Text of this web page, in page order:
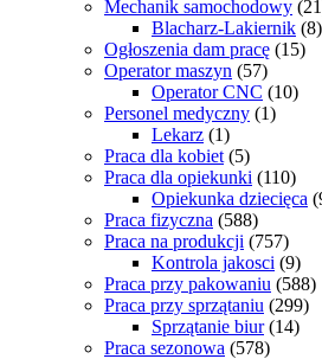
Mechanik samochodowy
Blacharz-Lakiernik (8)
Ogłoszenia dam pracę (15)
Operator maszyn (57)
Operator CNC (10)
Personel medyczny (1)
Lekarz (1)
Praca dla kobiet (5)
Praca dla opiekunki (110)
Opiekunka dziecięca
Praca fizyczna (588)
Praca na produkcji (757)
Kontrola jakosci (9)
Praca przy pakowaniu (588)
Praca przy sprzątaniu (299)
Sprzątanie biur (14)
Praca sezonowa (578)